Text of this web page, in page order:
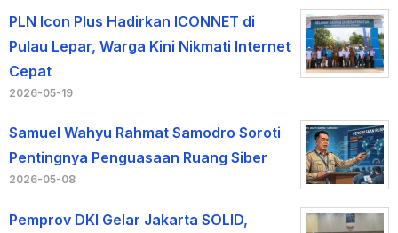
PLN Icon Plus Hadirkan ICONNET di
Pulau Lepar, Warga Kini Nikmati Internet
Cepat
2026-05-19
Samuel Wahyu Rahmat Samodro Soroti
Pentingnya Penguasaan Ruang Siber
2026-05-08
Pemprov DKI Gelar Jakarta SOLID,